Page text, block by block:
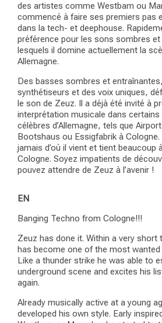
des artistes comme Westbam ou
commencé à faire ses premiers pas
dans la tech- et deephouse.
préférence pour les sons sombres
lesquels il domine actuellement la
Allemagne.
Des basses sombres et
synthétiseurs et des voix uniques,
le son de Zeuz. Il a déjà été invité à
interprétation musicale dans
célèbres d’Allemagne, tels que
Bootshaus ou Essigfabrik à Cologne.
jamais d’où il vient et tient beaucoup
Cologne. Soyez impatients de
pouvez attendre de Zeuz à l’avenir !
EN
Banging Techno from Cologne!!!
Zeuz has done it. Within a very short
has become one of the most
Like a thunder strike he was able to
underground scene and excites his
again.
Already musically active at a young
developed his own style. Early